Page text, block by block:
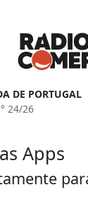
DE PORTUGAL
24/26
Apps